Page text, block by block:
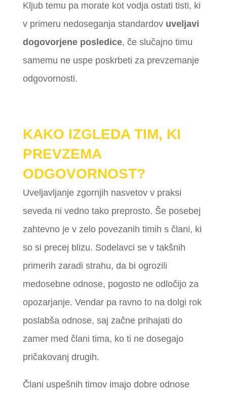
Kljub temu pa morate kot vodja ostati tisti, ki
v primeru nedoseganja standardov uveljavi
dogovorjene posledice, če slučajno timu
samemu ne uspe poskrbeti za prevzemanje
odgovornosti.
KAKO IZGLEDA TIM, KI
PREVZEMA
ODGOVORNOST?
Uveljavljanje zgornjih nasvetov v praksi
seveda ni vedno tako preprosto. Še posebej
zahtevno je v zelo povezanih timih s člani, ki
so si precej blizu. Sodelavci se v takšnih
primerih zaradi strahu, da bi ogrozili
medosebne odnose, pogosto ne odločijo za
opozarjanje. Vendar pa ravno to na dolgi rok
poslabša odnose, saj začne prihajati do
zamer med člani tima, ko ti ne dosegajo
pričakovanj drugih.
Člani uspešnih timov imajo dobre odnose